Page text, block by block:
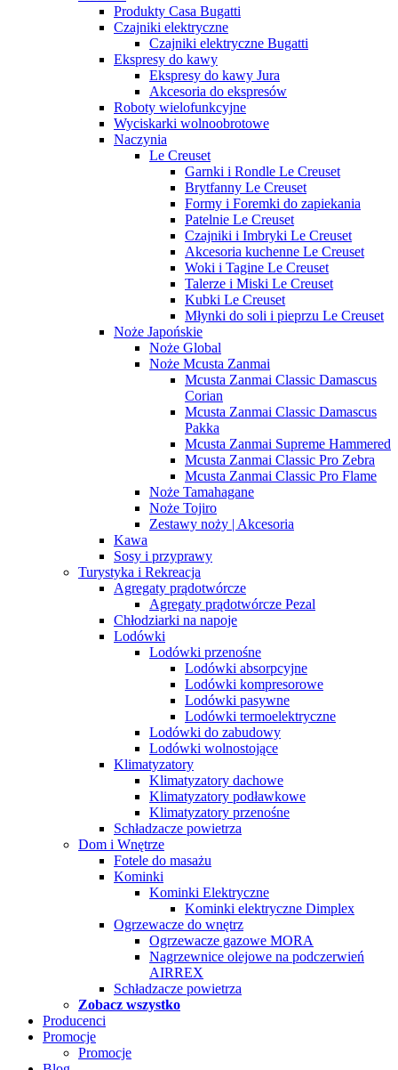
Produkty Casa Bugatti
Czajniki elektryczne
Czajniki elektryczne Bugatti
Ekspresy do kawy
Ekspresy do kawy Jura
Akcesoria do ekspresów
Roboty wielofunkcyjne
Wyciskarki wolnoobrotowe
Naczynia
Le Creuset
Garnki i Rondle Le Creuset
Brytfanny Le Creuset
Formy i Foremki do zapiekania
Patelnie Le Creuset
Czajniki i Imbryki Le Creuset
Akcesoria kuchenne Le Creuset
Woki i Tagine Le Creuset
Talerze i Miski Le Creuset
Kubki Le Creuset
Młynki do soli i pieprzu Le Creuset
Noże Japońskie
Noże Global
Noże Mcusta Zanmai
Mcusta Zanmai Classic Damascus
Corian
Mcusta Zanmai Classic Damascus
Pakka
Mcusta Zanmai Supreme Hammered
Mcusta Zanmai Classic Pro Zebra
Mcusta Zanmai Classic Pro Flame
Noże Tamahagane
Noże Tojiro
Zestawy noży | Akcesoria
Kawa
Sosy i przyprawy
Turystyka i Rekreacja
Agregaty prądotwórcze
Agregaty prądotwórcze Pezal
Chłodziarki na napoje
Lodówki
Lodówki przenośne
Lodówki absorpcyjne
Lodówki kompresorowe
Lodówki pasywne
Lodówki termoelektryczne
Lodówki do zabudowy
Lodówki wolnostojące
Klimatyzatory
Klimatyzatory dachowe
Klimatyzatory podławkowe
Klimatyzatory przenośne
Schładzacze powietrza
Dom i Wnętrze
Fotele do masażu
Kominki
Kominki Elektryczne
Kominki elektryczne Dimplex
Ogrzewacze do wnętrz
Ogrzewacze gazowe MORA
Nagrzewnice olejowe na podczerwień
AIRREX
Schładzacze powietrza
Zobacz wszystko
Producenci
Promocje
Promocje